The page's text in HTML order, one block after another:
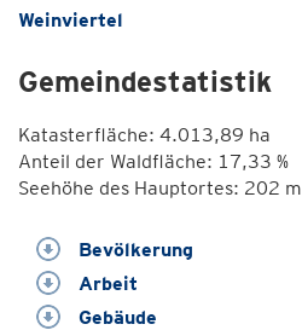
Weinviertel
Gemeindestatistik
Katasterfläche: 4.013,89 ha
Anteil der Waldfläche: 17,33 %
Seehöhe des Hauptortes: 202 m
Bevölkerung
Arbeit
Gebäude